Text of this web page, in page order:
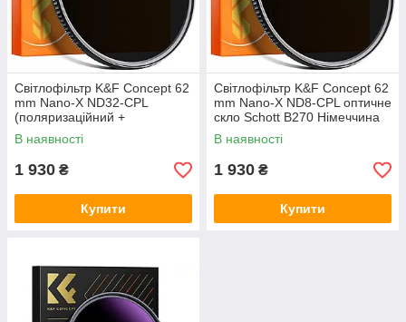
Світлофільтр K&F Concept 62
mm Nano-X ND32-CPL
(поляризаційний +
нейтрально сірий ND32)
В наявності
1 930 ₴
Купити
Світлофільтр K&F Concept 62
mm Nano-X ND8-CPL оптичне
скло Schott B270 Німеччина
В наявності
1 930 ₴
Купити